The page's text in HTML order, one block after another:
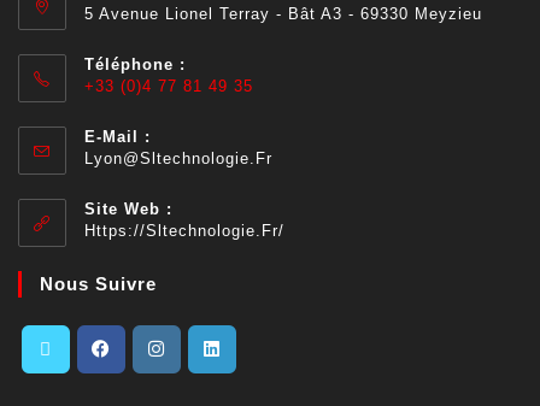
5 Avenue Lionel Terray - Bât A3 - 69330 Meyzieu
Téléphone :
+33 (0)4 77 81 49 35
E-Mail :
Lyon@sltechnologie.fr
Site Web :
Https://sltechnologie.fr/
Nous Suivre